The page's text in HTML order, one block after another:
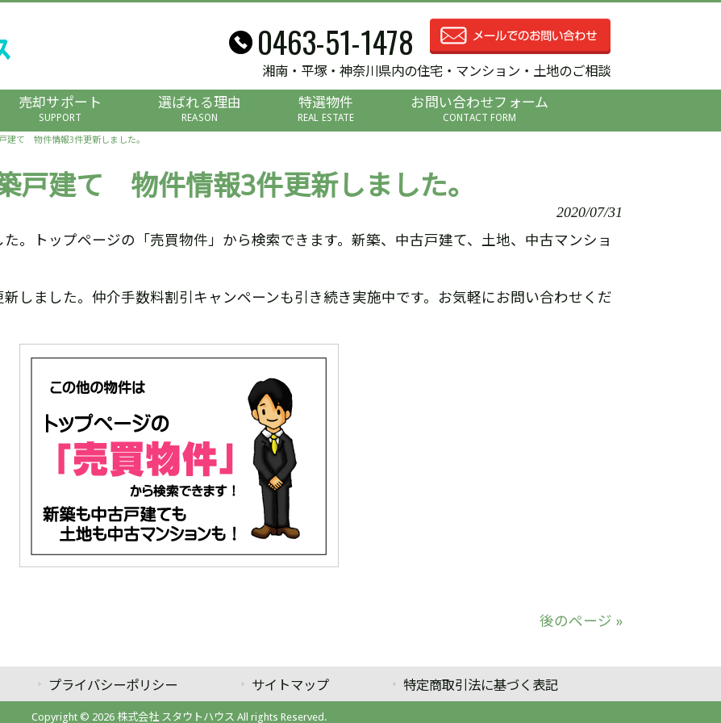
0463-51-1478
湘南・平塚・神奈川県内の住宅・マンション・土地のご相談
売却サポート
SUPPORT
選ばれる理由
REASON
特選物件
REAL ESTATE
お問い合わせフォーム
CONTACT FORM
建て 物件情報3件更新しました。
戸建て 物件情報3件更新しました。
2020/07/31
。トップページの「売買物件」から検索できます。新築、中古戸建て、土地、中古マンショ
ました。仲介手数料割引キャンペーンも引き続き実施中です。お気軽にお問い合わせくだ
後のページ »
プライバシーポリシー サイトマップ 特定商取引法に基づく表記
Copyright © 2026 株式会社 スタウトハウス All rights Reserved.